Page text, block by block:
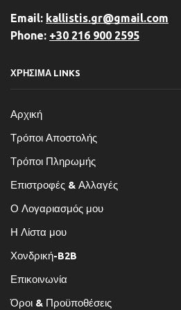
Email: kallistis.gr@gmail.com
Phone: +30 216 900 2595
ΧΡΗΣΙΜΑ LINKS
Αρχική
Τρόποι Αποστολής
Τρόποι Πληρωμής
Επιστροφές & Αλλαγές
Ο Λογαριασμός μου
Η Λίστα μου
Χονδρική-B2B
Επικοινωνία
Όροι & Προϋποθέσεις